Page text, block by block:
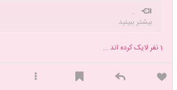
..
بیشتر ببینید
1نفر لایک کرده اند ...